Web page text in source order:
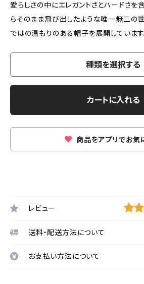
愛らしさの中にエレガントさとハードさを
らそのまま飛び出したような唯一無二の世
ではの温もりのある帽子を展開しています
種類を選択する
カートに入れる
商品をアプリでお気
レビュー
送料・配送方法について
お支払い方法について